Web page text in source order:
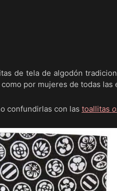
de tela de algodón
por mujeres de todas las
confundirlas con las toallitas